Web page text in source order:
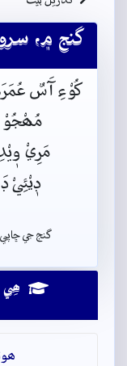
گنج ۾، سرود
کُوْءِ آَسٌ
مُھْجُوْ
مَرِيْ
ڊٖيْئِيْ
گنج جي
ھِي